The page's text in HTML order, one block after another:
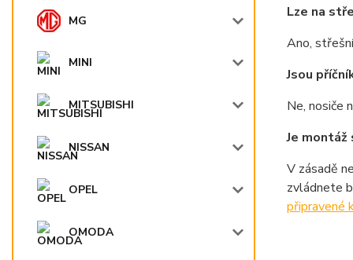
MG
MINI
MITSUBISHI
NISSAN
OPEL
OMODA
Lze na
Ano,
Jsou
Ne, nosiče
Je montáž
V zásadě
zvládnete
připravené